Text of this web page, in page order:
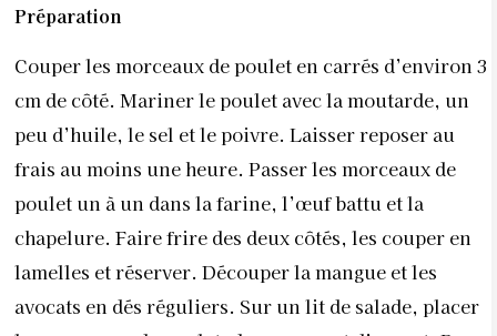
Préparation
Couper les morceaux de poulet en carrés d’environ 3
cm de côté. Mariner le poulet avec la moutarde, un
peu d’huile, le sel et le poivre. Laisser reposer au
frais au moins une heure. Passer les morceaux de
poulet un à un dans la farine, l’œuf battu et la
chapelure. Faire frire des deux côtés, les couper en
lamelles et réserver. Découper la mangue et les
avocats en dés réguliers. Sur un lit de salade, placer